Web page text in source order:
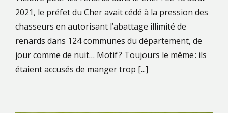
2021, le préfet du Cher avait cédé à la pression des
chasseurs en autorisant l’abattage illimité de
renards dans 124 communes du département, de
jour comme de nuit… Motif ? Toujours le même : ils
étaient accusés de manger trop [...]